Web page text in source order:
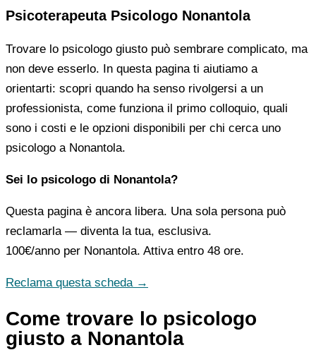
Psicoterapeuta Psicologo Nonantola
Trovare lo psicologo giusto può sembrare complicato, ma
non deve esserlo. In questa pagina ti aiutiamo a
orientarti: scopri quando ha senso rivolgersi a un
professionista, come funziona il primo colloquio, quali
sono i costi e le opzioni disponibili per chi cerca uno
psicologo a Nonantola.
Sei lo psicologo di Nonantola?
Questa pagina è ancora libera. Una sola persona può
reclamarla — diventa la tua, esclusiva.
100€/anno per Nonantola. Attiva entro 48 ore.
Reclama questa scheda →
Come trovare lo psicologo
giusto a Nonantola